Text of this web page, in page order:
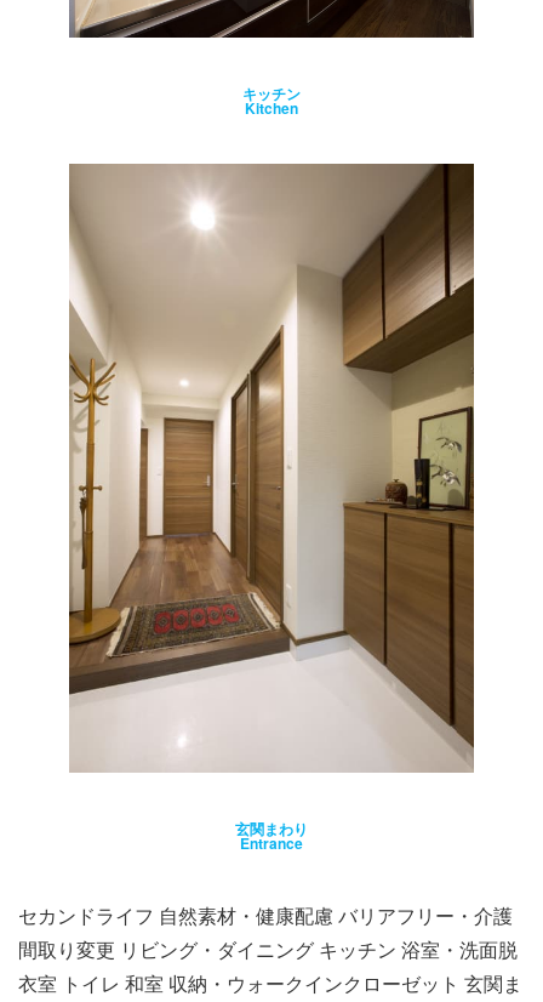
キッチン
Kitchen
玄関まわり
Entrance
セカンドライフ 自然素材・健康配慮 バリアフリー・介護
間取り変更 リビング・ダイニング キッチン 浴室・洗面脱
衣室 トイレ 和室 収納・ウォークインクローゼット 玄関ま